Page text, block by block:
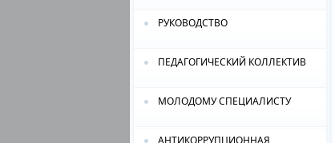
РУКОВОДСТВО
ПЕДАГОГИЧЕСКИЙ КОЛЛЕКТИВ
МОЛОДОМУ СПЕЦИАЛИСТУ
АНТИКОРРУПЦИОННАЯ